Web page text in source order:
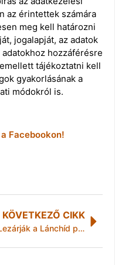
az érintettek számára
meg kell határozni
jogalapját, az adatok
hozzáférésre
tájékoztatni kell
gyakorlásának a
módokról is.
Facebookon!
KÖVETKEZŐ CIKK
Lezárják a Lánchíd pesti gyalogos-aluljáróját